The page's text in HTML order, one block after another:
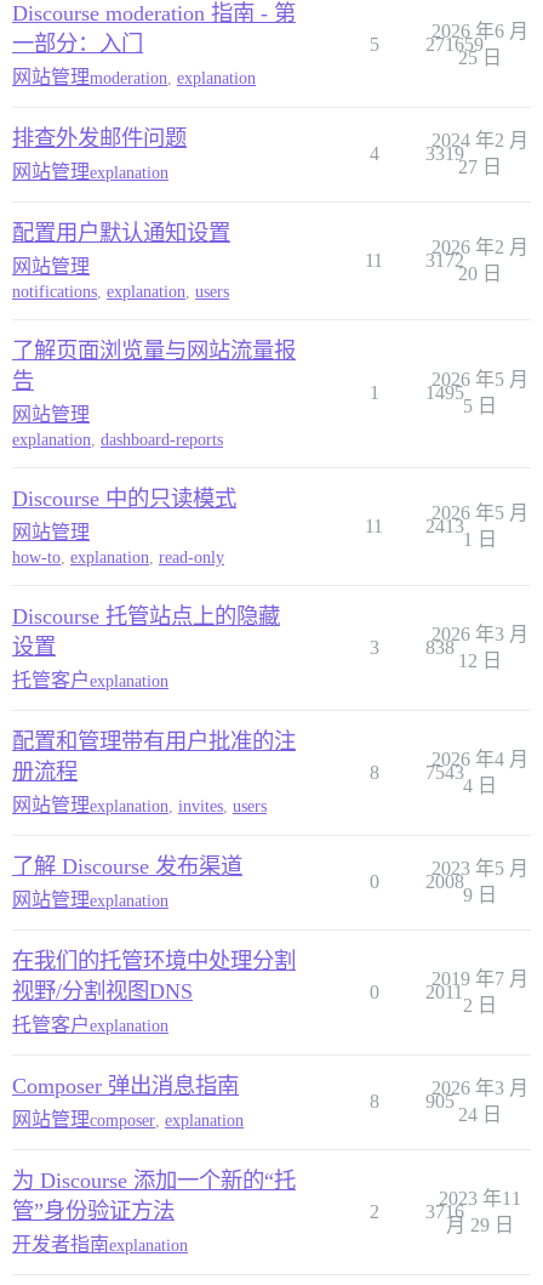
Discourse moderation 指南 - 第
一部分：入门
网站管理moderation explanation
5 271659
2026 年6 月
25 日
排查外发邮件问题
网站管理explanation
4 3319
2024 年2 月
27 日
配置用户默认通知设置
网站管理
notifications, explanation, users
11 3172
2026 年2 月
20 日
了解页面浏览量与网站流量报
告
网站管理
explanation, dashboard-reports
1 1495
2026 年5 月
5 日
Discourse 中的只读模式
网站管理
how-to, explanation, read-only
11 2413
2026 年5 月
1 日
Discourse 托管站点上的隐藏
设置
托管客户explanation
3 838
2026 年3 月
12 日
配置和管理带有用户批准的注
册流程
网站管理explanation invites users
8 7543
2026 年4 月
4 日
了解 Discourse 发布渠道
网站管理explanation
0 2008
2023 年5 月
9 日
在我们的托管环境中处理分割
视野/分割视图DNS
托管客户explanation
0 2011
2019 年7 月
2 日
Composer 弹出消息指南
网站管理composer explanation
8 905
2026 年3 月
24 日
为 Discourse 添加一个新的“托
管”身份验证方法
开发者指南explanation
2 3716
2023 年11
月 29 日